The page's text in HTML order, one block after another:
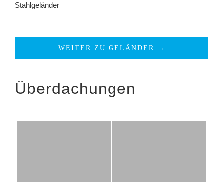
Stahlgeländer
WEITER ZU GELÄNDER →
Überdachungen